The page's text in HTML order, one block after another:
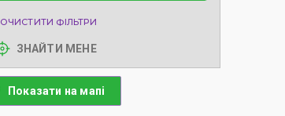
ОЧИСТИТИ ФІЛЬТРИ
ЗНАЙТИ МЕНЕ
Показати на мапі